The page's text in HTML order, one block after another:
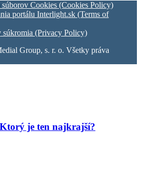
Cookies (Cookies Policy)
portálu Interlight.sk (Terms of
súkromia (Privacy Policy)
Group, s. r. o. Všetky práva
je ten najkrajší?